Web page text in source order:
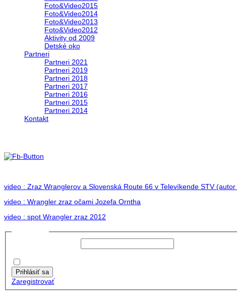
Foto&Video2015
Foto&Video2014
Foto&Video2013
Foto&Video2012
Aktivity od 2009
Detské oko
Partneri
Partneri 2021
Partneri 2019
Partneri 2018
Partneri 2017
Partneri 2016
Partneri 2015
Partneri 2014
Kontakt
video : Zraz Wranglerov a Slovenská Route 66 v Televíkende STV (autor
video : Wrangler zraz očami Jozefa Orntha
video : spot Wrangler zraz 2012
Prihlásiť sa
Zaregistrovať